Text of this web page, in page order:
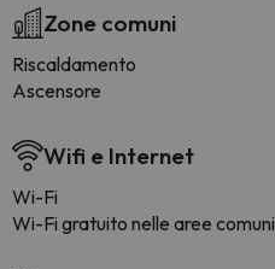
Zone comuni
Riscaldamento
Ascensore
Wifi e Internet
Wi-Fi
Wi-Fi gratuito nelle aree comuni